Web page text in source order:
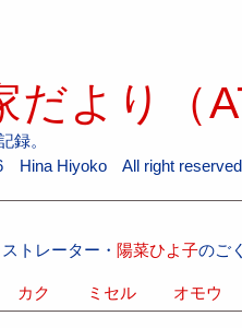
だより（
録。
Hina Hiyoko All right reserved
トレーター・ 陽菜ひよ子のご
カク ミセル オモウ